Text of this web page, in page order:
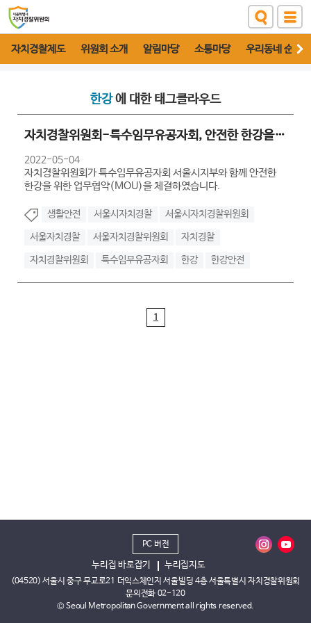
자치경찰제도 위원회 소개 알림마당 소통마당 우리동네 순찰대
한강에 대한 태그클라우드
자치경찰위원회-특수임무유공자회, 안전한 한강을 위한 업무협약 체결
2022-05-04
자치경찰위원회가 특수임무유공자회 서울시지부와 함께 안전한
한강을 위한 업무협약(MOU)을 체결하였습니다.
생활안전 서울시자치경찰 서울시자치경찰위원회
서울자치경찰 서울자치경찰위원회 자치경찰
자치경찰위원회 특수임무유공자회 한강 한강안전
1
PC 버전
누리집 바로잡기 누리집지도
(04520) 서울시 중구 무교로21 더익스체인지 서울빌딩 4층 서울특별시 자치경찰위원회
문의전화 02-120
© Seoul Metropolitan Government all rights reserved.